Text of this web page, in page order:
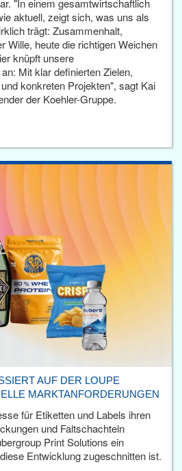
"In einem gesamtwirtschaftlich
aktuell, zeigt sich, was uns als
trägt: Zusammenhalt,
Wille, heute die richtigen Weichen
knüpft unsere
Mit klar definierten Zielen,
konkreten Projekten", sagt Kai
der Koehler-Gruppe.
AUF DER LOUPE
MARKTANFORDERUNGEN
für Etiketten und Labels ihren
und Faltschachteln
Print Solutions ein
Entwicklung zugeschnitten ist.